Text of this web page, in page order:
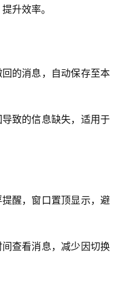
升效率。
的消息，自动保存至本
致的信息缺失，适用于
醒，窗口置顶显示，避
查看消息，减少因切换